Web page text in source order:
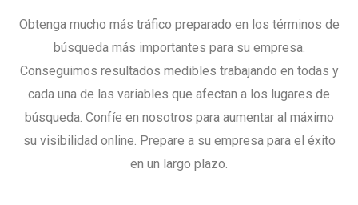
Obtenga mucho más tráfico preparado en los términos de
búsqueda más importantes para su empresa.
Conseguimos resultados medibles trabajando en todas y
cada una de las variables que afectan a los lugares de
búsqueda. Confíe en nosotros para aumentar al máximo
su visibilidad online. Prepare a su empresa para el éxito
en un largo plazo.